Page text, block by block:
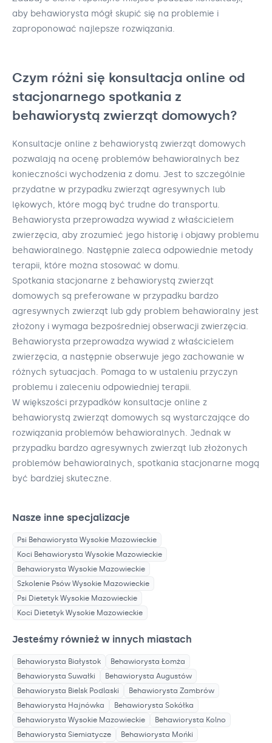
aby behawiorysta mógł skupić się na problemie i
zaproponować najlepsze rozwiązania.
Czym różni się konsultacja online od
stacjonarnego spotkania z
behawiorystą zwierząt domowych?
Konsultacje online z behawiorystą zwierząt domowych
pozwalają na ocenę problemów behawioralnych bez
konieczności wychodzenia z domu. Jest to szczególnie
przydatne w przypadku zwierząt agresywnych lub
lękowych, które mogą być trudne do transportu.
Behawiorysta przeprowadza wywiad z właścicielem
zwierzęcia, aby zrozumieć jego historię i objawy problemu
behawioralnego. Następnie zaleca odpowiednie metody
terapii, które można stosować w domu.
Spotkania stacjonarne z behawiorystą zwierząt
domowych są preferowane w przypadku bardzo
agresywnych zwierząt lub gdy problem behawioralny jest
złożony i wymaga bezpośredniej obserwacji zwierzęcia.
Behawiorysta przeprowadza wywiad z właścicielem
zwierzęcia, a następnie obserwuje jego zachowanie w
różnych sytuacjach. Pomaga to w ustaleniu przyczyn
problemu i zaleceniu odpowiedniej terapii.
W większości przypadków konsultacje online z
behawiorystą zwierząt domowych są wystarczające do
rozwiązania problemów behawioralnych. Jednak w
przypadku bardzo agresywnych zwierząt lub złożonych
problemów behawioralnych, spotkania stacjonarne mogą
być bardziej skuteczne.
Nasze inne specjalizacje
Psi Behawiorysta Wysokie Mazowieckie
Koci Behawiorysta Wysokie Mazowieckie
Behawiorysta Wysokie Mazowieckie
Szkolenie Psów Wysokie Mazowieckie
Psi Dietetyk Wysokie Mazowieckie
Koci Dietetyk Wysokie Mazowieckie
Jesteśmy również w innych miastach
Behawiorysta Białystok Behawiorysta Łomża
Behawiorysta Suwałki Behawiorysta Augustów
Behawiorysta Bielsk Podlaski Behawiorysta Zambrów
Behawiorysta Hajnówka Behawiorysta Sokółka
Behawiorysta Wysokie Mazowieckie Behawiorysta Kolno
Behawiorysta Siemiatycze Behawiorysta Mońki